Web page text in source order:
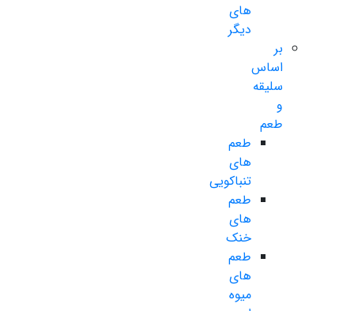
های
دیگر
بر
اساس
سلیقه
و
طعم
طعم
های
تنباکویی
طعم
های
خنک
طعم
های
میوه